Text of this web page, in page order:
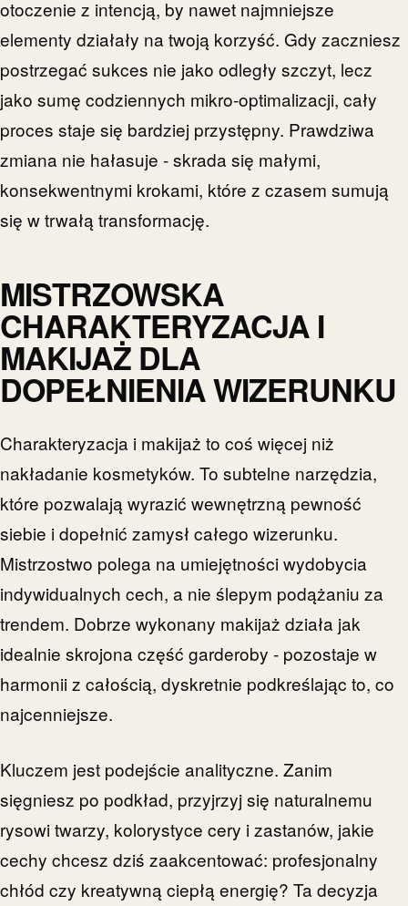
otoczenie z intencją, by nawet najmniejsze
elementy działały na twoją korzyść. Gdy zaczniesz
postrzegać sukces nie jako odległy szczyt, lecz
jako sumę codziennych mikro-optimalizacji, cały
proces staje się bardziej przystępny. Prawdziwa
zmiana nie hałasuje - skrada się małymi,
konsekwentnymi krokami, które z czasem sumują
się w trwałą transformację.
MISTRZOWSKA
CHARAKTERYZACJA I
MAKIJAŻ DLA
DOPEŁNIENIA WIZERUNKU
Charakteryzacja i makijaż to coś więcej niż
nakładanie kosmetyków. To subtelne narzędzia,
które pozwalają wyrazić wewnętrzną pewność
siebie i dopełnić zamysł całego wizerunku.
Mistrzostwo polega na umiejętności wydobycia
indywidualnych cech, a nie ślepym podążaniu za
trendem. Dobrze wykonany makijaż działa jak
idealnie skrojona część garderoby - pozostaje w
harmonii z całością, dyskretnie podkreślając to, co
najcenniejsze.
Kluczem jest podejście analityczne. Zanim
sięgniesz po podkład, przyjrzyj się naturalnemu
rysowi twarzy, kolorystyce cery i zastanów, jakie
cechy chcesz dziś zaakcentować: profesjonalny
chłód czy kreatywną ciepłą energię? Ta decyzja